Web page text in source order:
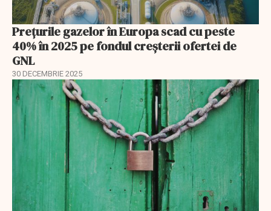
Prețurile gazelor în Europa scad cu peste
40% în 2025 pe fondul creșterii ofertei de
GNL
30 DECEMBRIE 2025